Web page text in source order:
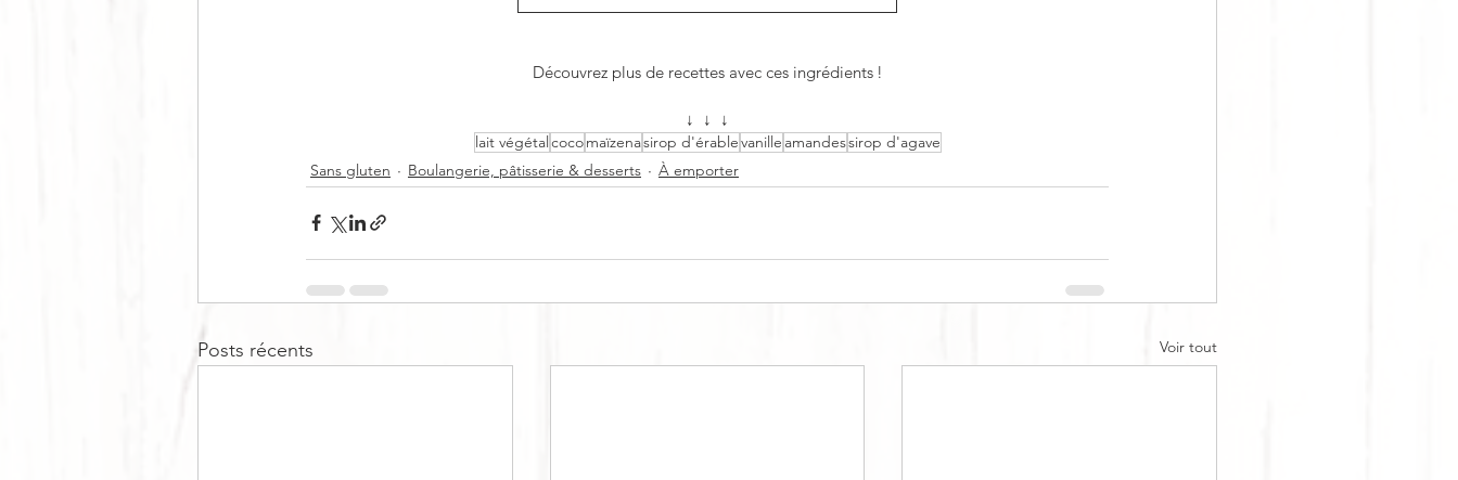
Découvrez plus de recettes avec ces ingrédients !
↓  ↓  ↓
lait végétalcocomaïzenasirop d'érablevanille amandessirop d'agave
Sans gluten
Boulangerie, pâtisserie & desserts À emporter
Posts récents Voir tout